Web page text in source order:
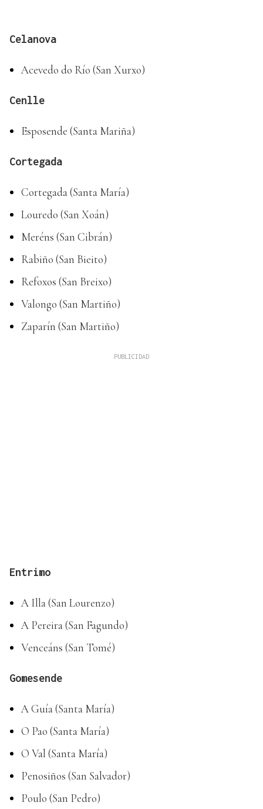
Celanova
Acevedo do Río (San Xurxo)
Cenlle
Esposende (Santa Mariña)
Cortegada
Cortegada (Santa María)
Louredo (San Xoán)
Meréns (San Cibrán)
Rabiño (San Bieito)
Refoxos (San Breixo)
Valongo (San Martiño)
Zaparín (San Martiño)
Entrimo
A Illa (San Lourenzo)
A Pereira (San Fagundo)
Venceáns (San Tomé)
Gomesende
A Guía (Santa María)
O Pao (Santa María)
O Val (Santa María)
Penosiños (San Salvador)
Poulo (San Pedro)